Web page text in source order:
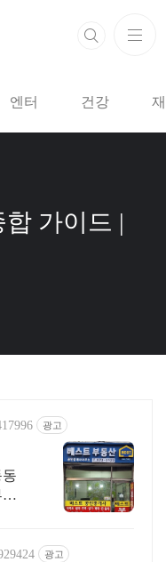
엔터 건강
가이드 |
광고
광고